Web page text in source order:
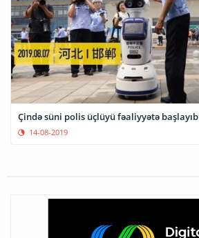
Çində süni polis üçlüyü fəaliyyətə başlayıb
14-08-2019